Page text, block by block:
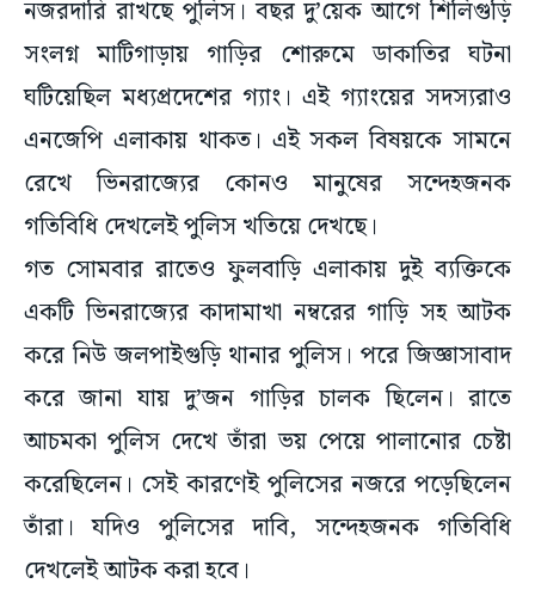
নজরদারি রাখছে পুলিস। বছর দু’য়েক আগে শিলিগুড়ি
সংলগ্ন মাটিগাড়ায় গাড়ির শোরুমে ডাকাতির ঘটনা
ঘটিয়েছিল মধ্যপ্রদেশের গ্যাং। এই গ্যাংয়ের সদস্যরাও
এনজেপি এলাকায় থাকত। এই সকল বিষয়কে সামনে
রেখে ভিনরাজ্যের কোনও মানুষের সন্দেহজনক
গতিবিধি দেখলেই পুলিস খতিয়ে দেখছে।
গত সোমবার রাতেও ফুলবাড়ি এলাকায় দুই ব্যক্তিকে
একটি ভিনরাজ্যের কাদামাখা নম্বরের গাড়ি সহ আটক
করে নিউ জলপাইগুড়ি থানার পুলিস। পরে জিজ্ঞাসাবাদ
করে জানা যায় দু’জন গাড়ির চালক ছিলেন। রাতে
আচমকা পুলিস দেখে তাঁরা ভয় পেয়ে পালানোর চেষ্টা
করেছিলেন। সেই কারণেই পুলিসের নজরে পড়েছিলেন
তাঁরা। যদিও পুলিসের দাবি, সন্দেহজনক গতিবিধি
দেখলেই আটক করা হবে।